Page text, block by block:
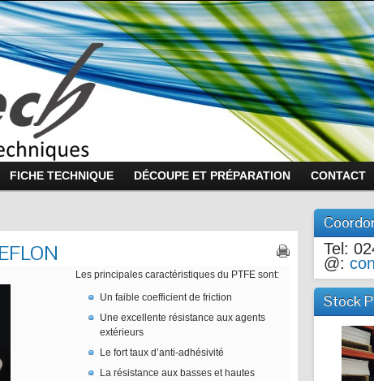
FICHE TECHNIQUE DÉCOUPE ET PRÉPARATION CONTACT
Les principales caractéristiques du PTFE sont:
Un faible coefficient de friction
Une excellente résistance aux agents
extérieurs
Le fort taux d’anti-adhésivité
La résistance aux basses et hautes
Tel:
@:
Stock